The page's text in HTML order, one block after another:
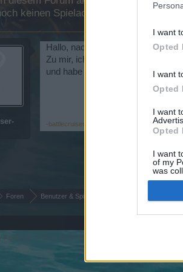
I want
Opted
I want
Opted
I want
Opted
I want
of my
was
Opted
keinen Spielaccount besitzt, bitte
Hallo, nach langer inaktivität
Zu mir, ich bin 22 jahre alt, lvl 36 ,
und habe natürlich TS
-battlecruiser-
Foren Benutzer & Spiel